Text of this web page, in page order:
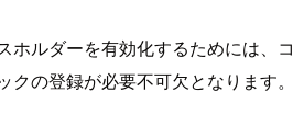
ホルダーを有効化するためには、コ
クの登録が必要不可欠となります。